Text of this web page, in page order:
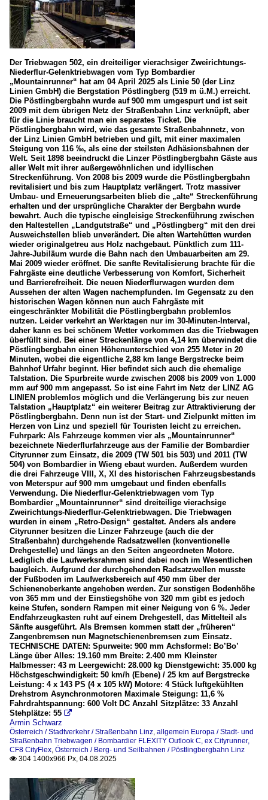
Der Triebwagen 502, ein dreiteiliger vierachsiger Zweirichtungs-
Niederflur-Gelenktriebwagen vom Typ Bombardier
„Mountainrunner“ hat am 04 April 2025 als Linie 50 (der Linz
Linien GmbH) die Bergstation Pöstlingberg (519 m ü.M.) erreicht.
Die Pöstlingbergbahn wurde auf 900 mm umgespurt und ist seit
2009 mit dem übrigen Netz der Straßenbahn Linz verknüpft, aber
für die Linie braucht man ein separates Ticket. Die
Pöstlingbergbahn wird, wie das gesamte Straßenbahnnetz, von
der Linz Linien GmbH betrieben und gilt, mit einer maximalen
Steigung von 116 ‰, als eine der steilsten Adhäsionsbahnen der
Welt. Seit 1898 beeindruckt die Linzer Pöstlingbergbahn Gäste aus
aller Welt mit ihrer außergewöhnlichen und idyllischen
Streckenführung. Von 2008 bis 2009 wurde die Pöstlingbergbahn
revitalisiert und bis zum Hauptplatz verlängert. Trotz massiver
Umbau- und Erneuerungsarbeiten blieb die „alte“ Streckenführung
erhalten und der ursprüngliche Charakter der Bergbahn wurde
bewahrt. Auch die typische eingleisige Streckenführung zwischen
den Haltestellen „Landgutstraße“ und „Pöstlingberg“ mit den drei
Ausweichstellen blieb unverändert. Die alten Wartehütten wurden
wieder originalgetreu aus Holz nachgebaut. Pünktlich zum 111-
Jahre-Jubiläum wurde die Bahn nach den Umbauarbeiten am 29.
Mai 2009 wieder eröffnet. Die sanfte Revitalisierung brachte für die
Fahrgäste eine deutliche Verbesserung von Komfort, Sicherheit
und Barrierefreiheit. Die neuen Niederflurwagen wurden dem
Aussehen der alten Wagen nachempfunden. Im Gegensatz zu den
historischen Wagen können nun auch Fahrgäste mit
eingeschränkter Mobilität die Pöstlingbergbahn problemlos
nutzen. Leider verkehrt an Werktagen nur im 30-Minuten-Interval,
daher kann es bei schönem Wetter vorkommen das die Triebwagen
überfüllt sind. Bei einer Streckenlänge von 4,14 km überwindet die
Pöstlingbergbahn einen Höhenunterschied von 255 Meter in 20
Minuten, wobei die eigentliche 2,88 km lange Bergstrecke beim
Bahnhof Urfahr beginnt. Hier befindet sich auch die ehemalige
Talstation. Die Spurbreite wurde zwischen 2008 bis 2009 von 1.000
mm auf 900 mm angepasst. So ist eine Fahrt im Netz der LINZ AG
LINIEN problemlos möglich und die Verlängerung bis zur neuen
Talstation „Hauptplatz“ ein weiterer Beitrag zur Attraktivierung der
Pöstlingbergbahn. Denn nun ist der Start- und Zielpunkt mitten im
Herzen von Linz und speziell für Touristen leicht zu erreichen.
Fuhrpark: Als Fahrzeuge kommen vier als „Mountainrunner“
bezeichnete Niederflurfahrzeuge aus der Familie der Bombardier
Cityrunner zum Einsatz, die 2009 (TW 501 bis 503) und 2011 (TW
504) von Bombardier in Wieng ebaut wurden. Außerdem wurden
die drei Fahrzeuge VIII, X, XI des historischen Fahrzeugsbestands
von Meterspur auf 900 mm umgebaut und finden ebenfalls
Verwendung. Die Niederflur-Gelenktriebwagen vom Typ
Bombardier „Mountainrunner“ sind dreiteilige vierachsige
Zweirichtungs-Niederflur-Gelenktriebwagen. Die Triebwagen
wurden in einem „Retro-Design“ gestaltet. Anders als andere
Cityrunner besitzen die Linzer Fahrzeuge (auch die der
Straßenbahn) durchgehende Radsatzwellen (konventionelle
Drehgestelle) und längs an den Seiten angeordneten Motore.
Lediglich die Laufwerksrahmen sind dabei noch im Wesentlichen
baugleich. Aufgrund der durchgehenden Radsatzwellen musste
der Fußboden im Laufwerksbereich auf 450 mm über der
Schienenoberkante angehoben werden. Zur sonstigen Bodenhöhe
von 365 mm und der Einstiegshöhe von 320 mm gibt es jedoch
keine Stufen, sondern Rampen mit einer Neigung von 6 %. Jeder
Endfahrzeugkasten ruht auf einem Drehgestell, das Mittelteil als
Sänfte ausgeführt. Als Bremsen kommen statt der „früheren“
Zangenbremsen nun Magnetschienenbremsen zum Einsatz.
TECHNISCHE DATEN: Spurweite: 900 mm Achsformel: Bo’Bo’
Länge über Alles: 19.160 mm Breite: 2.400 mm Kleinster
Halbmesser: 43 m Leergewicht: 28.000 kg Dienstgewicht: 35.000 kg
Höchstgeschwindigkeit: 50 km/h (Ebene) / 25 km auf Bergstrecke
Leistung: 4 x 143 PS (4 x 105 kW) Motore: 4 Stück luftgekühlten
Drehstrom Asynchronmotoren Maximale Steigung: 11,6 %
Fahrdrahtspannung: 600 Volt DC Anzahl Sitzplätze: 33 Anzahl
Stehplätze: 55 
Armin Schwarz
Österreich / Stadtverkehr / Straßenbahn Linz, allgemein Europa / Stadt- und
Straßenbahn Triebwagen / Bombardier FLEXITY Outlook C, ex Cityrunner,
CF8 CityFlex, Österreich / Berg- und Seilbahnen / Pöstlingbergbahn Linz
 304 1400x966 Px, 04.08.2025